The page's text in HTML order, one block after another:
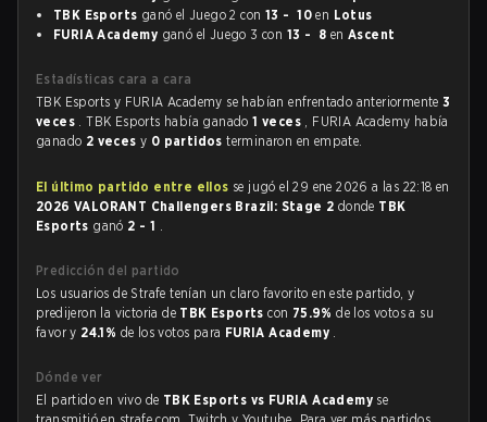
TBK Esports ganó el Juego 2 con 13 - 10 en Lotus
FURIA Academy ganó el Juego 3 con 13 - 8 enAscent
Estadísticas cara a cara
TBK Esports y FURIA Academy se habían enfrentado anteriormente3
veces . TBK Esports había ganado1 veces , FURIA Academy había
ganado 2 vecesy 0 partidosterminaron en empate.
El último partido entre ellos se jugó el 29 ene 2026 a las 22:18 en
2026 VALORANT Challengers Brazil: Stage 2 donde TBK
Esports ganó 2 - 1 .
Predicción del partido
Los usuarios de Strafe tenían un claro favorito en este partido, y
predijeron la victoria de TBK Esportscon 75.9%de los votos a su
favor y 24.1% de los votos para FURIA Academy .
Dónde ver
El partido en vivo de TBK Esports vs FURIA Academy se